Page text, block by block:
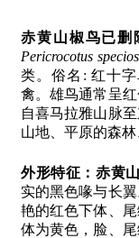
赤黄山椒鸟已删
Pericrocotus
类。俗名: 红十
禽。雄鸟通常呈
自喜马拉雅山脉
山地、平原的森林
外形特征： 赤黄
实的黑色喙与长
艳的红色下体、
体为黄色，脸、